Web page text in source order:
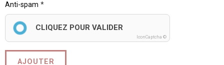
Anti-spam
CLIQUEZ POUR VALIDER
IconCaptcha ©
AJOUTER